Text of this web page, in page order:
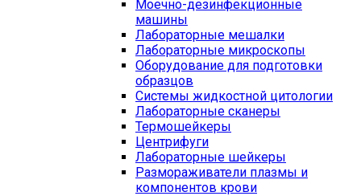
Моечно-дезинфекционные
машины
Лабораторные мешалки
Лабораторные микроскопы
Оборудование для подготовки
образцов
Системы жидкостной цитологии
Лабораторные сканеры
Термошейкеры
Центрифуги
Лабораторные шейкеры
Размораживатели плазмы и
компонентов крови